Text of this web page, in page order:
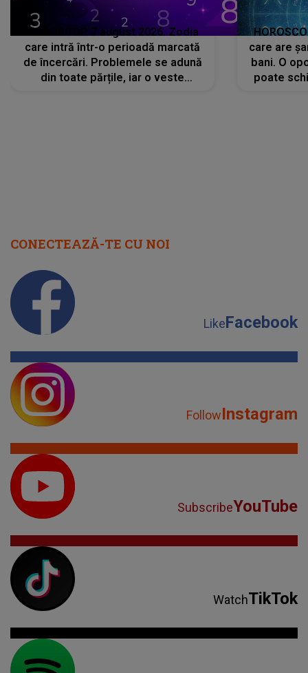
HOROSCOP 7 august 2026. Zodia
care intră într-o perioadă marcată
de încercări. Problemele se adună
din toate părțile, iar o veste
care are
bani. O
poate
CONECTEAZĂ-TE CU NOI
LikeFacebook
FollowInstagram
SubscribeYouTube
WatchTikTok